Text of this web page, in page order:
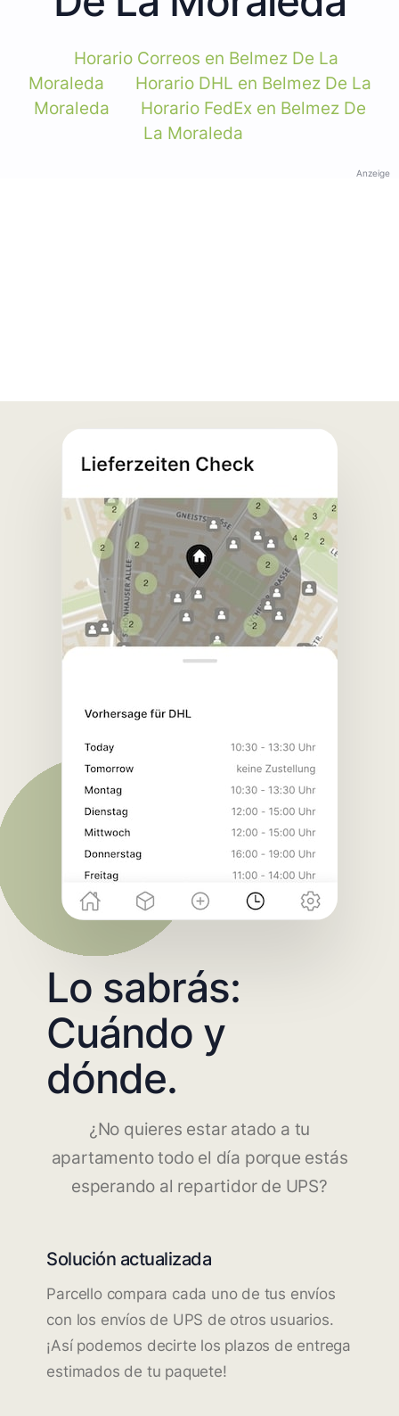
Horario Correos en Belmez De La
Moraleda
Horario DHL en Belmez De La
Moraleda
Horario FedEx en Belmez De
La Moraleda
Anzeige
Lo sabrás:
Cuándo y
dónde.
¿No quieres estar atado a tu
apartamento todo el día porque estás
esperando al repartidor de UPS?
Solución actualizada
Parcello compara cada uno de tus envíos
con los envíos de UPS de otros usuarios.
¡Así podemos decirte los plazos de entrega
estimados de tu paquete!